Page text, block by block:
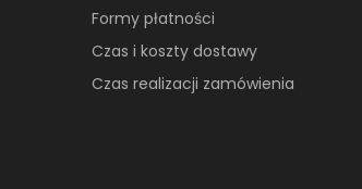
Formy płatności
Czas i koszty dostawy
Czas realizacji zamówienia